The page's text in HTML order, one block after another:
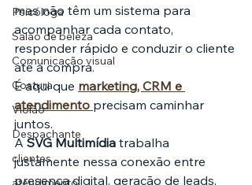
Psicóloga
Salão de beleza
Comunicação visual
Costura
Violão
Despachante
clientes
mas não têm um sistema para
acompanhar cada contato,
responder rápido e conduzir o cliente
até a compra.
É aqui que marketing, CRM e
atendimento precisam caminhar
juntos.
A SVG Multimídia trabalha
justamente nessa conexão entre
presença digital, geração de leads,